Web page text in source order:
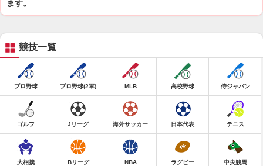
ます。
競技一覧
プロ野球 プロ野球(2軍) MLB 高校野球 侍ジャパン
ゴルフ Jリーグ 海外サッカー 日本代表 テニス
大相撲 Bリーグ NBA ラグビー 中央競馬